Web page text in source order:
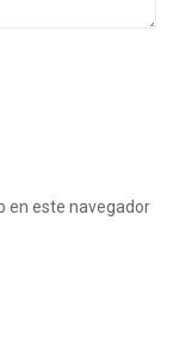
en este navegador